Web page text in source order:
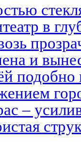
в
и
–